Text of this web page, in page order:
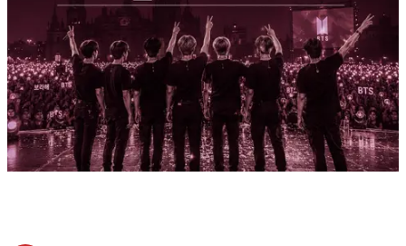
RECIENTE
BTS y el vacío emocional de
una generación